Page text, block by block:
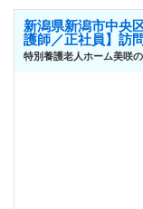
新潟県新潟市中央
護師／正社員】訪
特別養護老人ホーム美咲